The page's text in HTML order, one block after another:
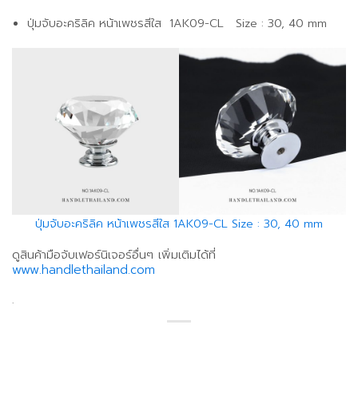
ปุ่มจับอะคริลิค หน้าเพชรสีใส 1AK09-CL Size : 30, 40 mm
ปุ่มจับอะคริลิค หน้าเพชรสีใส 1AK09-CL Size : 30, 40 mm
ดูสินค้ามือจับเฟอร์นิเจอร์อื่นๆ เพิ่มเติมได้ที่
www.handlethailand.com
.